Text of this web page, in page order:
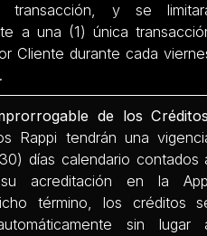
transacción, y se
a una (1) única
Cliente durante cada
de los
Rappi tendrán una
días calendario contados
acreditación en la
término, los créditos
sin lugar